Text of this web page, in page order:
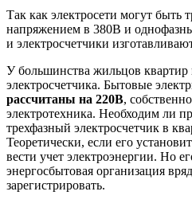
Так как электросети могут
напряжением в 380В и
и электросчетчики
У большинства жильцов
электросчетчика. Бытовые
рассчитаны на 220В,
электротехника. Необходим ли
трехфазный электросчетчик в
Теоретически, если его
вести учет электроэнергии. Но
энергосбытовая организация
зарегистрировать.